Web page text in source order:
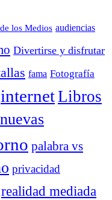
los Medios audiencias
Divertirse y disfrutar
fama Fotografía
internetLibros
nuevas
palabra vs
privacidad
realidad mediada